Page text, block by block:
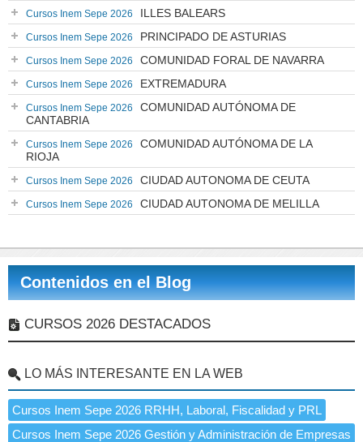
Cursos Inem Sepe 2026 ILLES BALEARS
Cursos Inem Sepe 2026 PRINCIPADO DE ASTURIAS
Cursos Inem Sepe 2026 COMUNIDAD FORAL DE NAVARRA
Cursos Inem Sepe 2026 EXTREMADURA
Cursos Inem Sepe 2026
COMUNIDAD AUTÓNOMA DE
CANTABRIA
Cursos Inem Sepe 2026
COMUNIDAD AUTÓNOMA DE LA
RIOJA
Cursos Inem Sepe 2026 CIUDAD AUTONOMA DE CEUTA
Cursos Inem Sepe 2026 CIUDAD AUTONOMA DE MELILLA
Contenidos en el Blog
CURSOS 2026 DESTACADOS
LO MÁS INTERESANTE EN LA WEB
Cursos Inem Sepe 2026 RRHH, Laboral, Fiscalidad y PRL
Cursos Inem Sepe 2026 Gestión y Administración de Empresas